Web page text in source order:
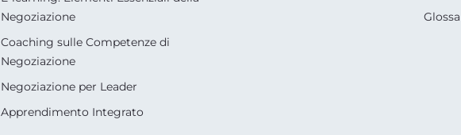
Negoziazione
Coaching sulle Competenze di
Negoziazione
Negoziazione per Leader
Apprendimento Integrato